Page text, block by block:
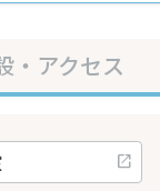
・アクセス